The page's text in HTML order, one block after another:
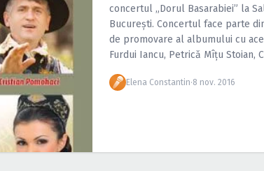
concertul „Dorul Basarabiei” la
Bucureşti. Concertul face parte
de promovare al albumului cu
Furdui Iancu, Petrică Mîţu Stoian,
vor […]Elena Constantin·8 nov. 2016